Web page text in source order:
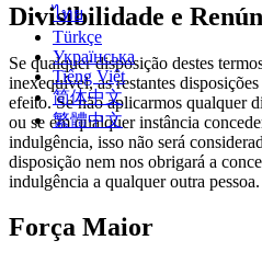
ไทย
Türkçe
Українська
Tiếng Việt
简体中文
繁體中文
Divisibilidade e
Se qualquer disposição destes
inexequível, as restantes
efeito. Se não aplicarmos qualquer
ou se em qualquer instância
indulgência, isso não será
disposição nem nos obrigará a
indulgência a qualquer outra pessoa.
Força Maior